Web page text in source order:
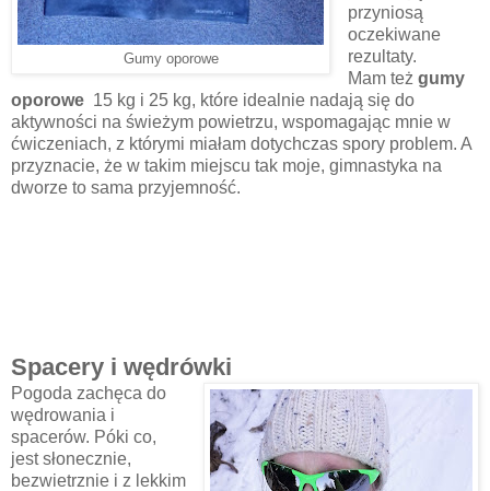
Gumy oporowe
przyniosą
oczekiwane
rezultaty.
Mam też gumy
oporowe 15 kg i 25 kg, które idealnie nadają się do
aktywności na świeżym powietrzu, wspomagając mnie w
ćwiczeniach, z którymi miałam dotychczas spory problem. A
przyznacie, że w takim miejscu tak moje, gimnastyka na
dworze to sama przyjemność.
Spacery i wędrówki
Pogoda zachęca do
wędrowania i
spacerów. Póki co,
jest słonecznie,
bezwietrznie i z lekkim